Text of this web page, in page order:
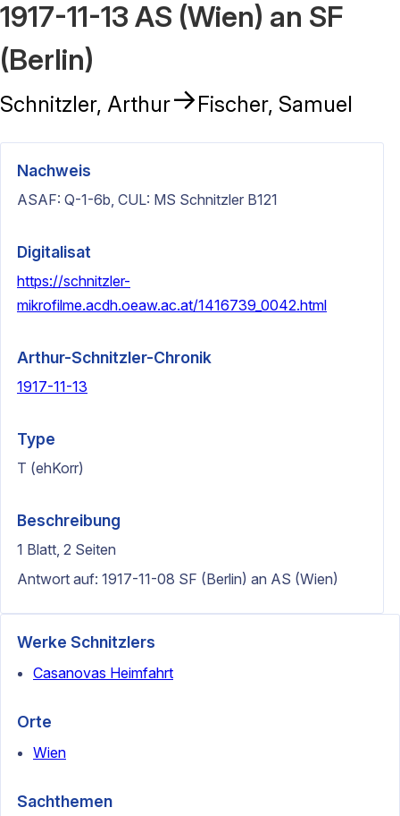
1917-11-13 AS (Wien) an SF
(Berlin)
Schnitzler, Arthur→Fischer, Samuel
Nachweis
ASAF: Q-1-6b, CUL: MS Schnitzler B121
Digitalisat
https://schnitzler-
mikrofilme.acdh.oeaw.ac.at/1416739_0042.html
Arthur-Schnitzler-Chronik
1917-11-13
Type
T (ehKorr)
Beschreibung
1 Blatt, 2 Seiten
Antwort auf: 1917-11-08 SF (Berlin) an AS (Wien)
Werke Schnitzlers
Casanovas Heimfahrt
Orte
Wien
Sachthemen